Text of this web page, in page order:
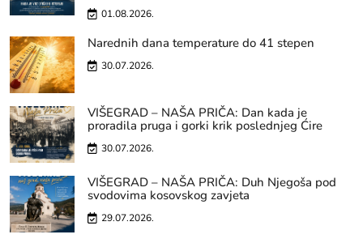
01.08.2026.
Narednih dana temperature do 41 stepen
30.07.2026.
VIŠEGRAD – NAŠA PRIČA: Dan kada je
proradila pruga i gorki krik poslednjeg Ćire
30.07.2026.
VIŠEGRAD – NAŠA PRIČA: Duh Njegoša pod
svodovima kosovskog zavjeta
29.07.2026.